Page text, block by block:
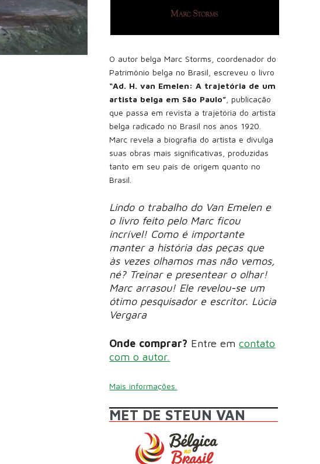
O autor belga Marc Storms, coordenador do
Patrimônio belga no Brasil, escreveu o livro
“Ad. H. van Emelen: A trajetória de um
artista belga em São Paulo” , publicação
que passa em revista a trajetória do artista
belga radicado no Brasil nos anos 1920.
Marc revela a biografia do artista e divulga
suas obras mais significativas, produzidas
tanto em seu país de origem quanto no
Brasil.
Lindo o trabalho do Van Emelen e
o livro feito pelo Marc ficou
incrível! Como é importante
manter a história das peças que
às vezes olhamos mas não vemos,
né? Treinar e presentear o olhar!
Marc arrasou! Ele revelou-se um
ótimo pesquisador e escritor. Lúcia
Vergara
Onde comprar? Entre emcontato
com o autor.
Mais informações.
MET DE STEUN VAN